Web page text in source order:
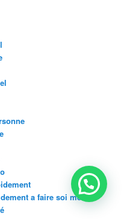
a faire soi meme